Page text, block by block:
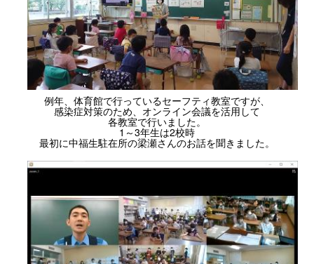
例年、体育館で行っているセーフティ教室ですが、
感染症対策のため、オンライン会議を活用して
各教室で行いました。
1～3年生は2校時
最初に中福生駐在所の梁瀬さんのお話を聞きました。